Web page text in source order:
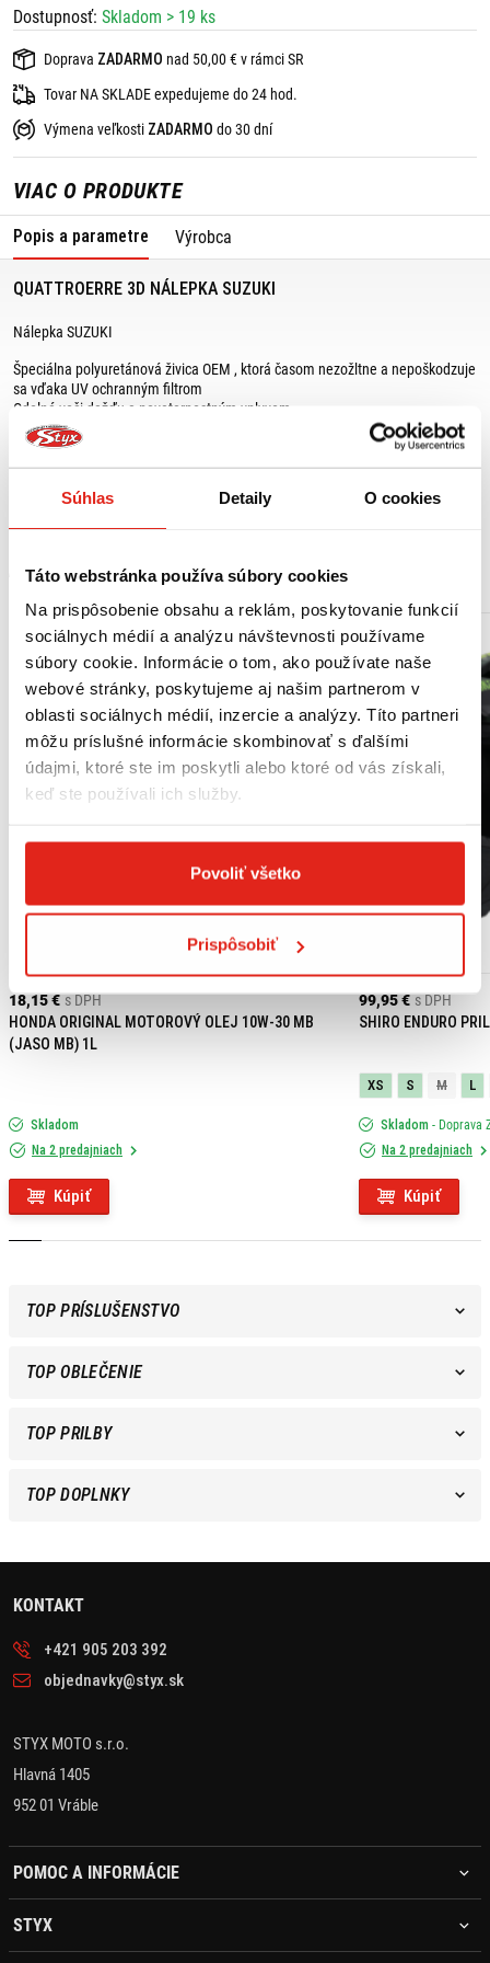
Súhlas Detaily O cookies
Táto webstránka používa súbory cookies
Na prispôsobenie obsahu a reklám, poskytovanie funkcií
sociálnych médií a analýzu návštevnosti používame
súbory cookie. Informácie o tom, ako používate naše
webové stránky, poskytujeme aj našim partnerom v
oblasti sociálnych médií, inzercie a analýzy. Títo partneri
môžu príslušné informácie skombinovať s ďalšími
údajmi, ktoré ste im poskytli alebo ktoré od vás získali,
keď ste používali ich služby.
Povoliť všetko
Prispôsobiť
Dostupnosť: Skladom > 19 ks
Doprava ZADARMO nad 50,00 € v rámci SR
Tovar NA SKLADE expedujeme do 24 hod.
Výmena veľkosti ZADARMO do 30 dní
VIAC O PRODUKTE
Popis a parametre Výrobca
QUATTROERRE 3D NÁLEPKA SUZUKI
Nálepka SUZUKI
Špeciálna polyuretánová živica OEM , ktorá časom nezožltne a nepoškodzuje
sa vďaka UV ochranným filtrom
Odolná voči dažďu a poveternostným vplyvom
Zaručená priľnavosť, dlhodobá vynikajúca odolnosť
Chráni proti poškriabaniu
Rozmery: 40 x 35 mm
Farba: čierny podklad
MOHLO BY SA VÁM PÁČIŤ
18,15 € s DPH
HONDA ORIGINAL MOTOROVÝ OLEJ 10W-30 MB
(JASO MB) 1L
Skladom
Na 2 predajniach
Kúpiť
99,95 € s DPH
SHIRO ENDURO
XS S M L
Skladom - Doprava
Na 2 predajniach
Kúpiť
TOP PRÍSLUŠENSTVO
TOP OBLEČENIE
TOP PRILBY
TOP DOPLNKY
KONTAKT
+421 905 203 392
objednavky@styx.sk
STYX MOTO s.r.o.
Hlavná 1405
952 01 Vráble
POMOC A INFORMÁCIE
STYX